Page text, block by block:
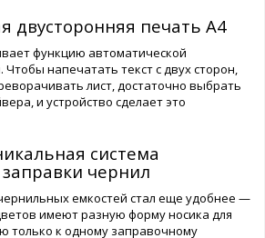
двусторонняя печать A4
функцию автоматической
напечатать текст с двух сторон,
лист, достаточно выбрать
и устройство сделает это
система
чернил
емкостей стал еще удобнее —
имеют разную форму носика для
только к одному заправочному